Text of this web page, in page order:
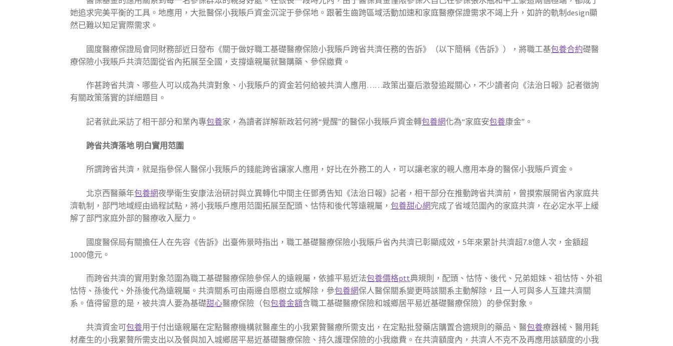
她追求完美平衡的工具。地應用，大批醫保小我賬戶資金沉淀于參保地。跟著生齒跨區域活動加速和家庭醫療保證需求不竭上升，如許的軌制design顯
然已難以知足實際需求。
國度醫療保證局會同財務部近日發布《關于做好職工基礎醫療保險小我賬戶跨省共濟任務的告訴》（以下簡稱《告訴》），將職工基包養合約礎醫
療保險小我賬戶共濟范圍從省內拓展至全國，支撐遠親屬就醫購藥、參保繳費。
作甚跨省共濟、哪些人可以成為共濟對象、小我賬戶的資金若何給被共濟人應用……政策出臺后激發追蹤關心，不少讀者向《法治日報》記者徵詢
有關政策落實的詳細題目。
記者就此采訪了相干部分和業內專包養家，為讀者詳解新政若何將“覺醒”的醫保小我賬戶資金轉包養網化為“家庭安包養康金”。
跨省共濟落地 明白實用范圍
所謂跨省共濟，就是指參保人醫保小我賬戶的錢能跨省讓家人應用，好比在外務工的人，可以讓老家的親人應用本身的醫保小我賬戶資金。
北京西醫藥年包養網夜學衛生安康法治研討與立異轉化中間主任鄧勇告知《法治日報》記者，相干部分在推動跨省共濟前，曾摸索展開省內家庭共
濟軌制，部門地域經由過程試點，將小我賬戶應用范圍拓展至配頭、怙恃和後代等遠親屬，包養甜心網完成了省域范圍內的家庭共濟，在必定水平上緩
解了部門家庭外部的醫療收入壓力。
國度醫保局有關擔任人在先容《告訴》出臺佈景時指出，職工基礎醫療保險小我賬戶省內共濟已彰顯成效，5年來累計共濟超7.8億人次，金額超
1000億元。
而跨省共濟的實用對象范圍為職工基礎醫療保險參保人的遠親屬，依據平易近法包養價格ptt典規則，配頭、怙恃、後代、兄弟姐妹、祖怙恃、外祖
怙恃、孫後代、外孫後代為遠親屬。共濟關系可由兩邊自愿樹立或解除，參包養網保人醫保關系變更時該關系主動解除，且一人可與多人互建共濟關
系。值得留意的是，被共濟人要為基礎甜心醫療保險（包包養金額含職工基礎醫療保險和城鄉居平易近基礎醫療保險）的參保對象。
共濟資金可包養用于付出遠親屬在定點醫療機構就醫產生的小我累贅醫療所需支出，在定點批發藥店購置合適規則的藥品、醫包養療器械、醫用耗
材產生的小我累贅所需支出以及餐與加入城鄉居平易近基礎醫療保險、持久護理保險的小我繳費。在共濟額度內，共濟人不克不及再應用該額度的小我